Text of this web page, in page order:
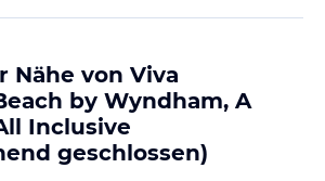
Nähe von Viva
by Wyndham, A
Inclusive
geschlossen)